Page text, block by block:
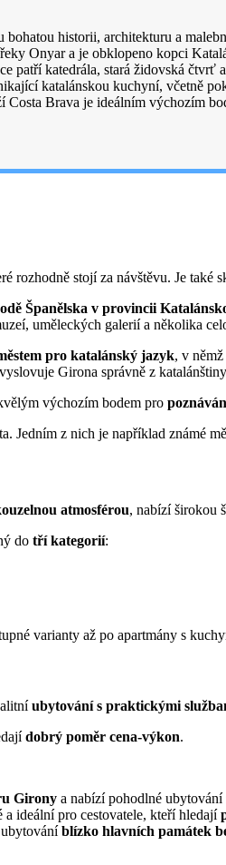
bohatou historii, architekturu a
Onyar a je obklopeno kopci
patří katedrála, stará židovská čtvrť
katalánskou kuchyní, včetně
Brava je ideálním výchozím
rozhodně stojí za návštěvu. Je také
Španělska v provincii
uměleckých galerií a několika
pro katalánský jazyk, v
Girona správně z
výchozím bodem pro
Jedním z nich je například známé
atmosférou, nabízí širokou
do tří kategorií:
varianty až po apartmány s
ubytování s praktickými
dobrý poměr cena-výkon.
Girony a nabízí pohodlné ubytování
a ideální pro cestovatele, kteří hledají
blízko hlavních památek